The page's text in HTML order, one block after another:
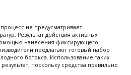
не предусматривает
Результат действия активных
нанесения фиксирующего
предлагают готовый набор
ботокса. Использование таких
поскольку средства правильно